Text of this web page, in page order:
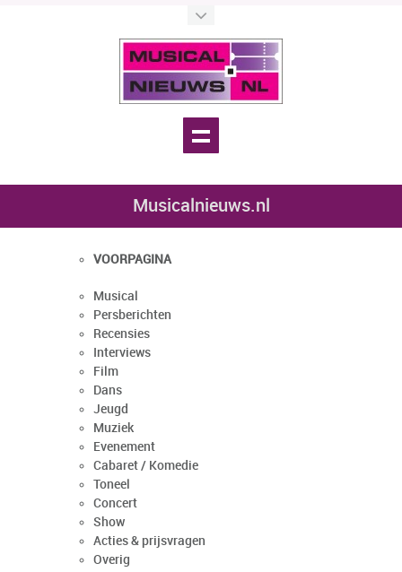
Musicalnieuws.nl
VOORPAGINA
Musical
Persberichten
Recensies
Interviews
Film
Dans
Jeugd
Muziek
Evenement
Cabaret / Komedie
Toneel
Concert
Show
Acties & prijsvragen
Overig